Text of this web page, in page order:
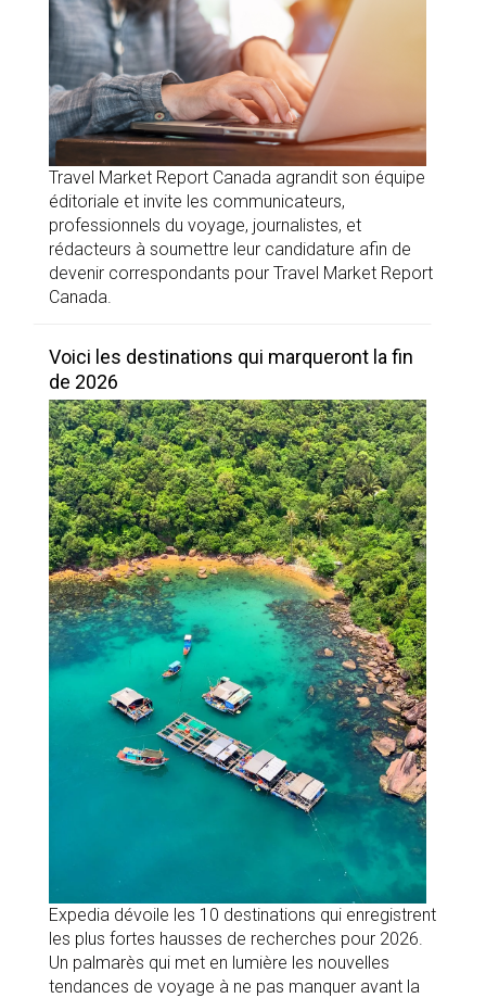
Travel Market Report Canada agrandit son équipe
éditoriale et invite les communicateurs,
professionnels du voyage, journalistes, et
rédacteurs à soumettre leur candidature afin de
devenir correspondants pour Travel Market Report
Canada.
Voici les destinations qui marqueront la fin
de 2026
Expedia dévoile les 10 destinations qui enregistrent
les plus fortes hausses de recherches pour 2026.
Un palmarès qui met en lumière les nouvelles
tendances de voyage à ne pas manquer avant la